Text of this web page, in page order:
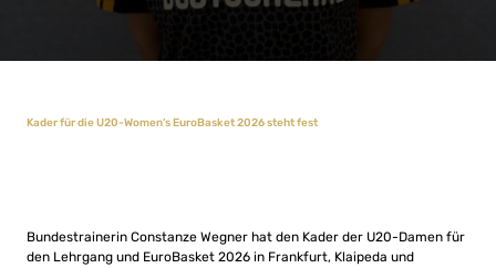
Kader für die U20-Women’s EuroBasket 2026 steht fest
Bundestrainerin Constanze Wegner hat den Kader der U20-Damen für
den Lehrgang und EuroBasket 2026 in Frankfurt, Klaipeda und